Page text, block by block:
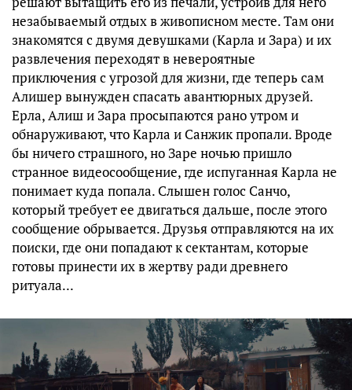
незабываемый отдых в живописном месте. Там они
знакомятся с двумя девушками (Карла и Зара) и их
развлечения переходят в невероятные
приключения с угрозой для жизни, где теперь сам
Алишер вынужден спасать авантюрных друзей.
Ерла, Алиш и Зара просыпаются рано утром и
обнаруживают, что Карла и Санжик пропали. Вроде
бы ничего страшного, но Заре ночью пришло
странное видеосообщение, где испуганная Карла не
понимает куда попала. Слышен голос Санчо,
который требует ее двигаться дальше, после этого
сообщение обрывается. Друзья отправляются на их
поиски, где они попадают к сектантам, которые
готовы принести их в жертву ради древнего
ритуала...